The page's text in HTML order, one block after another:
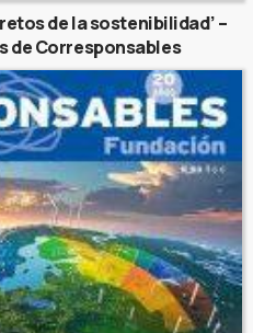
de la sostenibilidad’ –
de Corresponsables